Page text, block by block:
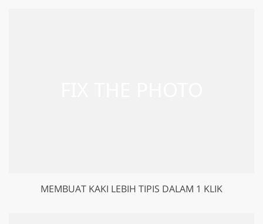
MEMBUAT KAKI LEBIH TIPIS DALAM 1 KLIK